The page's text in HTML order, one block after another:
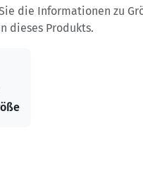
die Informationen zu
dieses Produkts.